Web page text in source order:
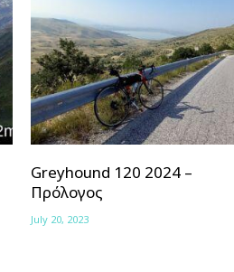
Greyhound 120 2024 –
Πρόλογος
July 20, 2023